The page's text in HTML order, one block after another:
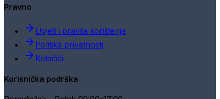
Pravno
Uvjeti i pravila korištenja
Politika privatnosti
Kolačići
Korisnička podrška